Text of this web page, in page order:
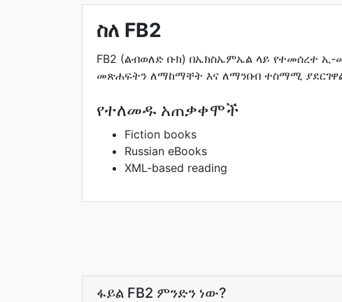
ስለ FB2
FB2 (ልብወለድ ቡክ) በኤክስኤምኤል ላይ የተመሰረተ
መጽሐፍትን ለማከማቸት እና ለማንበብ ተስማሚ
የተለመዱ አጠቃቀሞች
Fiction books
Russian eBooks
XML-based reading
ፋይል FB2 ምንድን ነው?